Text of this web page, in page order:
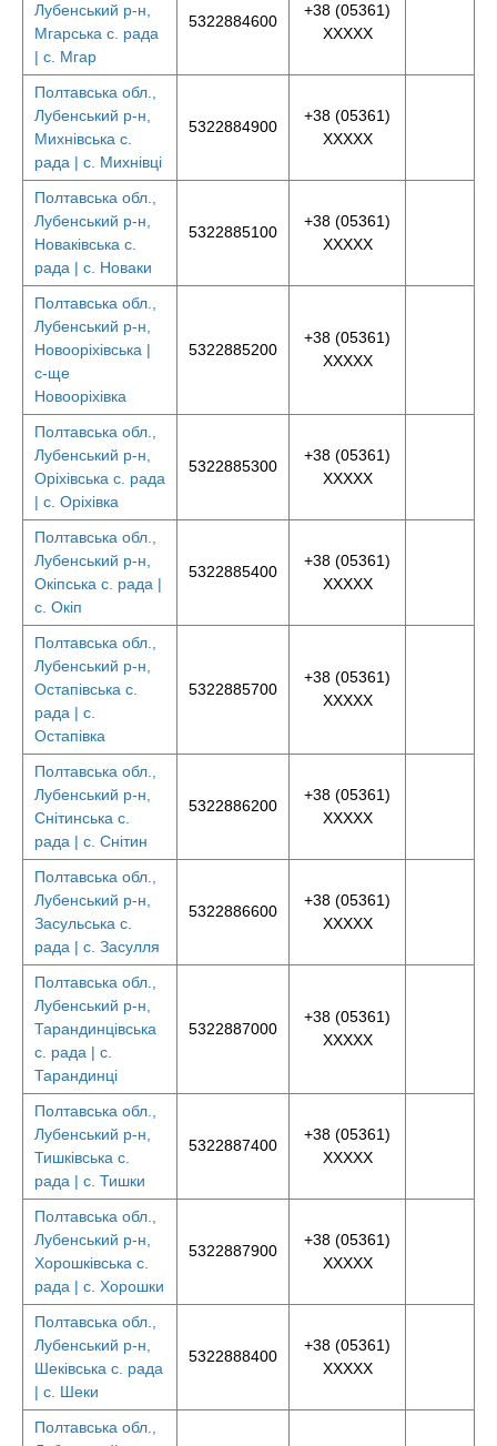
Лубенський р-н,
Мгарська с. рада
| с. Мгар
5322884600
+38 (05361)
XXXXX
Полтавська обл.,
Лубенський р-н,
Михнівська с.
рада | с. Михнівці
5322884900
+38 (05361)
XXXXX
Полтавська обл.,
Лубенський р-н,
Новаківська с.
рада | с. Новаки
5322885100
+38 (05361)
XXXXX
Полтавська обл.,
Лубенський р-н,
Новооріхівська |
с-ще
Новооріхівка
5322885200
+38 (05361)
XXXXX
Полтавська обл.,
Лубенський р-н,
Оріхівська с. рада
| с. Оріхівка
5322885300
+38 (05361)
XXXXX
Полтавська обл.,
Лубенський р-н,
Окіпська с. рада |
с. Окіп
5322885400
+38 (05361)
XXXXX
Полтавська обл.,
Лубенський р-н,
Остапівська с.
рада | с.
Остапівка
5322885700
+38 (05361)
XXXXX
Полтавська обл.,
Лубенський р-н,
Снітинська с.
рада | с. Снітин
5322886200
+38 (05361)
XXXXX
Полтавська обл.,
Лубенський р-н,
Засульська с.
рада | с. Засулля
5322886600
+38 (05361)
XXXXX
Полтавська обл.,
Лубенський р-н,
Тарандинцівська
с. рада | с.
Тарандинці
5322887000
+38 (05361)
XXXXX
Полтавська обл.,
Лубенський р-н,
Тишківська с.
рада | с. Тишки
5322887400
+38 (05361)
XXXXX
Полтавська обл.,
Лубенський р-н,
Хорошківська с.
рада | с. Хорошки
5322887900
+38 (05361)
XXXXX
Полтавська обл.,
Лубенський р-н,
Шеківська с. рада
| с. Шеки
5322888400
+38 (05361)
XXXXX
Полтавська обл.,